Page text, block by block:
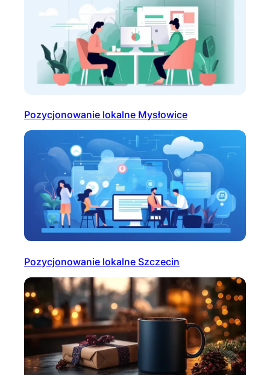
Pozycjonowanie lokalne Mysłowice
Pozycjonowanie lokalne Szczecin